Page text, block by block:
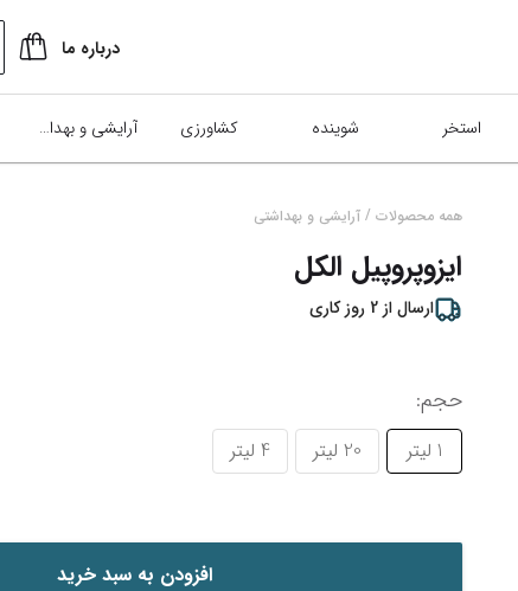
درباره ما
استخر شوینده کشاورزی آرایشی و بهداشتی
همه محصولات / آرایشی و بهداشتی
ایزوپروپیل الکل
ارسال از 2 روز کاری
حجم:
1 لیتر 20 لیتر 4 لیتر
افزودن به سبد خرید